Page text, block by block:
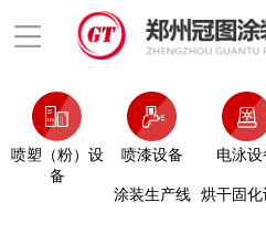
喷塑（粉）设
备
喷漆设备 电泳设
涂装生产线 烘干固化